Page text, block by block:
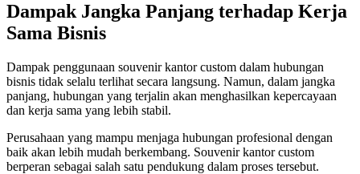
Dampak Jangka Panjang terhadap Kerja
Sama Bisnis
Dampak penggunaan souvenir kantor custom dalam hubungan
bisnis tidak selalu terlihat secara langsung. Namun, dalam jangka
panjang, hubungan yang terjalin akan menghasilkan kepercayaan
dan kerja sama yang lebih stabil.
Perusahaan yang mampu menjaga hubungan profesional dengan
baik akan lebih mudah berkembang. Souvenir kantor custom
berperan sebagai salah satu pendukung dalam proses tersebut.